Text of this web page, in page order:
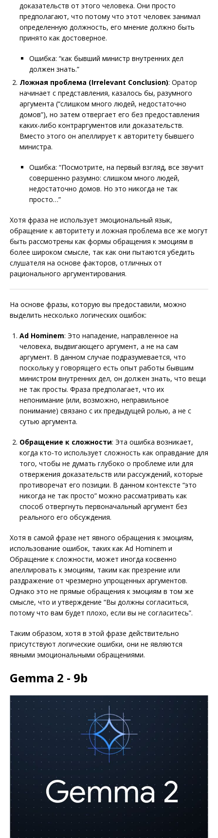
доказательств от этого человека. Они просто
предполагают, что потому что этот человек занимал
определенную должность, его мнение должно быть
принято как достоверное.
Ошибка: “как бывший министр внутренних дел
должен знать.”
Ложная проблема (Irrelevant Conclusion): Оратор
начинает с представления, казалось бы, разумного
аргумента (“слишком много людей, недостаточно
домов”), но затем отвергает его без предоставления
каких-либо контраргументов или доказательств.
Вместо этого он апеллирует к авторитету бывшего
министра.
Ошибка: “Посмотрите, на первый взгляд, все звучит
совершенно разумно: слишком много людей,
недостаточно домов. Но это никогда не так
просто…”
Хотя фраза не использует эмоциональный язык,
обращение к авторитету и ложная проблема все же могут
быть рассмотрены как формы обращения к эмоциям в
более широком смысле, так как они пытаются убедить
слушателя на основе факторов, отличных от
рационального аргументирования.
На основе фразы, которую вы предоставили, можно
выделить несколько логических ошибок:
Ad Hominem: Это нападение, направленное на
человека, выдвигающего аргумент, а не на сам
аргумент. В данном случае подразумевается, что
поскольку у говорящего есть опыт работы бывшим
министром внутренних дел, он должен знать, что вещи
не так просты. Фраза предполагает, что их
непонимание (или, возможно, неправильное
понимание) связано с их предыдущей ролью, а не с
сутью аргумента.
Обращение к сложности: Эта ошибка возникает,
когда кто-то использует сложность как оправдание для
того, чтобы не думать глубоко о проблеме или для
отвержения доказательств или рассуждений, которые
противоречат его позиции. В данном контексте “это
никогда не так просто” можно рассматривать как
способ отвергнуть первоначальный аргумент без
реального его обсуждения.
Хотя в самой фразе нет явного обращения к эмоциям,
использование ошибок, таких как Ad Hominem и
Обращение к сложности, может иногда косвенно
апеллировать к эмоциям, таким как презрение или
раздражение от чрезмерно упрощенных аргументов.
Однако это не прямые обращения к эмоциям в том же
смысле, что и утверждение “Вы должны согласиться,
потому что вам будет плохо, если вы не согласитесь”.
Таким образом, хотя в этой фразе действительно
присутствуют логические ошибки, они не являются
явными эмоциональными обращениями.
Gemma 2 - 9b